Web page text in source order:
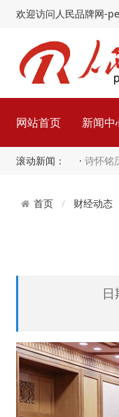
欢迎访问人民品牌网-
网站首页 新闻中
滚动新闻： · 诗怀铭
首页 财经动态
日